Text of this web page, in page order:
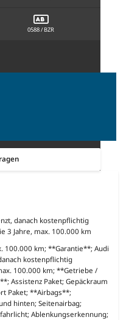
0588 / BZR
danach kostenpflichtig
3 Jahre, max. 100.000 km
100.000 km; **Garantie**; Audi
kostenpflichtig
100.000 km; **Getriebe /
Assistenz Paket; Gepäckraum
Paket; **Airbags**;
hinten; Seitenairbag;
Ablenkungserkennung;